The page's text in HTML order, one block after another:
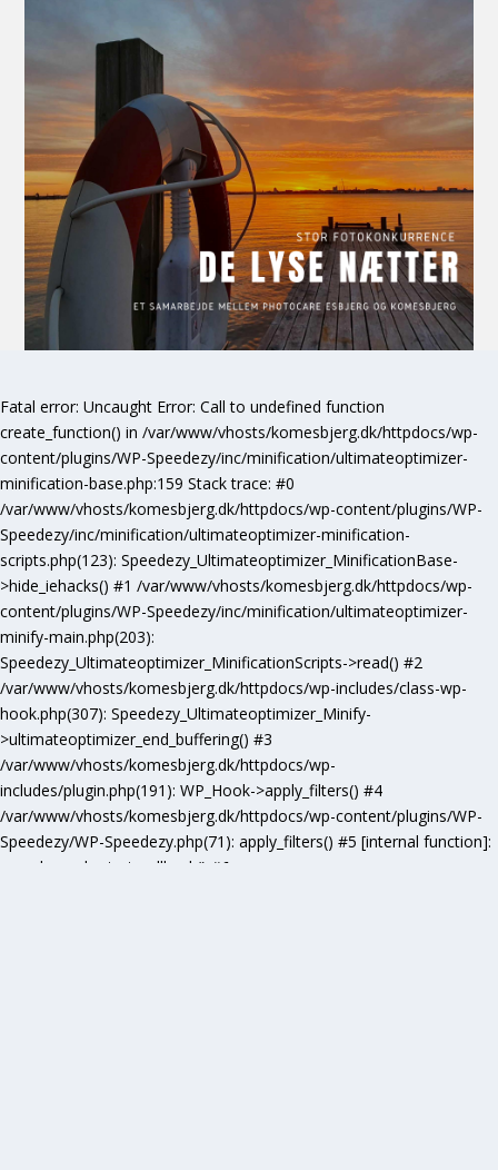
Fatal error: Uncaught Error: Call to undefined function
create_function() in /var/www/vhosts/komesbjerg.dk/httpdocs/wp-
content/plugins/WP-Speedezy/inc/minification/ultimateoptimizer-
minification-base.php:159 Stack trace: #0
/var/www/vhosts/komesbjerg.dk/httpdocs/wp-content/plugins/WP-
Speedezy/inc/minification/ultimateoptimizer-minification-
scripts.php(123): Speedezy_Ultimateoptimizer_MinificationBase-
>hide_iehacks() #1 /var/www/vhosts/komesbjerg.dk/httpdocs/wp-
content/plugins/WP-Speedezy/inc/minification/ultimateoptimizer-
minify-main.php(203):
Speedezy_Ultimateoptimizer_MinificationScripts->read() #2
/var/www/vhosts/komesbjerg.dk/httpdocs/wp-includes/class-wp-
hook.php(307): Speedezy_Ultimateoptimizer_Minify-
>ultimateoptimizer_end_buffering() #3
/var/www/vhosts/komesbjerg.dk/httpdocs/wp-
includes/plugin.php(191): WP_Hook->apply_filters() #4
/var/www/vhosts/komesbjerg.dk/httpdocs/wp-content/plugins/WP-
Speedezy/WP-Speedezy.php(71): apply_filters() #5 [internal function]:
speedezy_ob_start_callback() #6